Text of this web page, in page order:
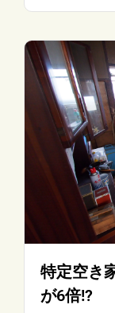
特定空き
が6倍!?